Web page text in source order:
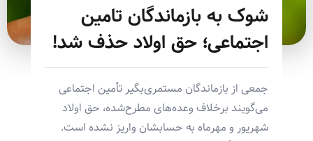
شوک به بازماندگان تامین
اجتماعی؛ حق اولاد حذف شد!
جمعی از بازماندگان مستمری‌بگیر تأمین اجتماعی
می‌گویند برخلاف وعده‌های مطرح‌شده، حق اولاد
شهریور و مهرماه به حسابشان واریز نشده است.